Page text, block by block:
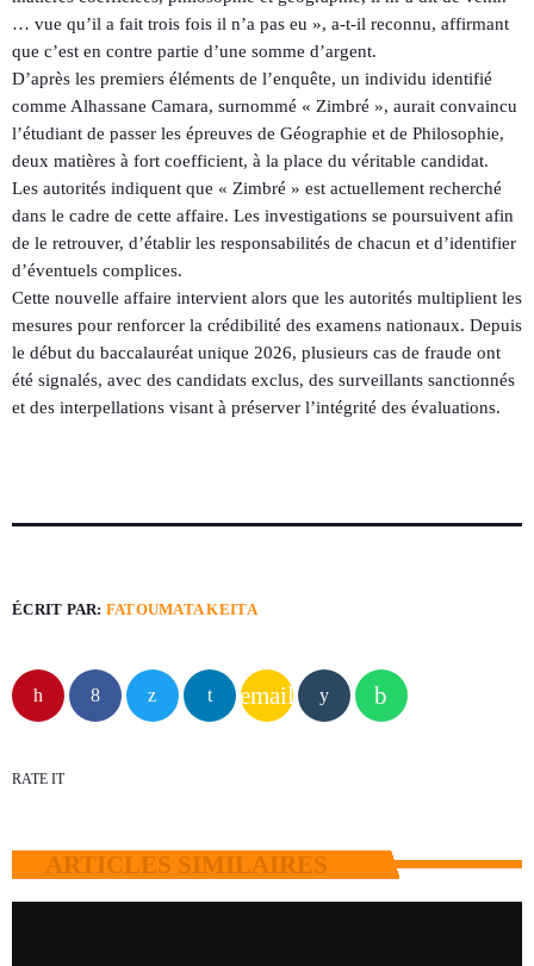
… vue qu’il a fait trois fois il n’a pas eu », a-t-il reconnu, affirmant
que c’est en contre partie d’une somme d’argent.
D’après les premiers éléments de l’enquête, un individu identifié
comme Alhassane Camara, surnommé « Zimbré », aurait convaincu
l’étudiant de passer les épreuves de Géographie et de Philosophie,
deux matières à fort coefficient, à la place du véritable candidat.
Les autorités indiquent que « Zimbré » est actuellement recherché
dans le cadre de cette affaire. Les investigations se poursuivent afin
de le retrouver, d’établir les responsabilités de chacun et d’identifier
d’éventuels complices.
Cette nouvelle affaire intervient alors que les autorités multiplient les
mesures pour renforcer la crédibilité des examens nationaux. Depuis
le début du baccalauréat unique 2026, plusieurs cas de fraude ont
été signalés, avec des candidats exclus, des surveillants sanctionnés
et des interpellations visant à préserver l’intégrité des évaluations.
ÉCRIT PAR: FATOUMATA KEITA
email
RATE IT
ARTICLES SIMILAIRES